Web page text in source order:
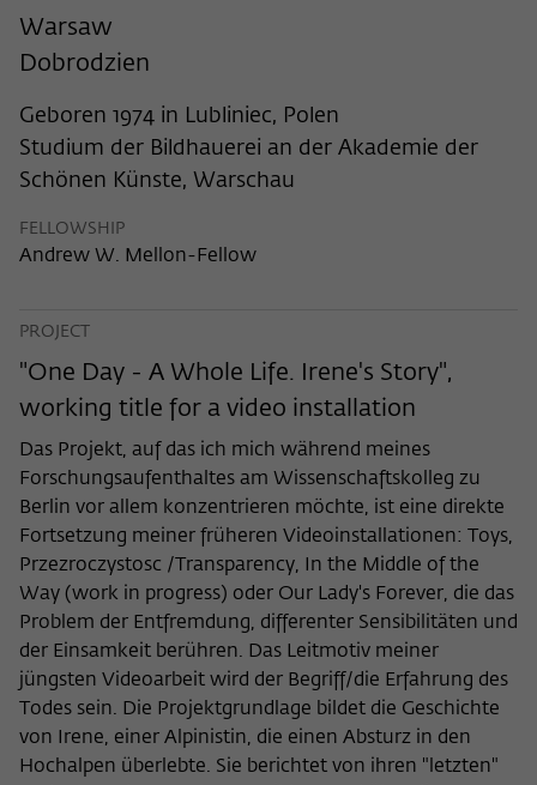
Warsaw
Dobrodzien
Geboren 1974 in Lubliniec, Polen
Studium der Bildhauerei an der Akademie der
Schönen Künste, Warschau
FELLOWSHIP
Andrew W. Mellon-Fellow
PROJECT
"One Day - A Whole Life. Irene's Story",
working title for a video installation
Das Projekt, auf das ich mich während meines
Forschungsaufenthaltes am Wissenschaftskolleg zu
Berlin vor allem konzentrieren möchte, ist eine direkte
Fortsetzung meiner früheren Videoinstallationen: Toys,
Przezroczystosc /Transparency, In the Middle of the
Way (work in progress) oder Our Lady's Forever, die das
Problem der Entfremdung, differenter Sensibilitäten und
der Einsamkeit berühren. Das Leitmotiv meiner
jüngsten Videoarbeit wird der Begriff/die Erfahrung des
Todes sein. Die Projektgrundlage bildet die Geschichte
von Irene, einer Alpinistin, die einen Absturz in den
Hochalpen überlebte. Sie berichtet von ihren "letzten"
Lifetime 6 Monate
redirected to wiko-berlin.de through a
Provider Matomo
Lifetime 30 Minuten
Purpose
This short-lived cookie is used to
temporarily store data about the visitor's
current stay on wiko-berlin.de.